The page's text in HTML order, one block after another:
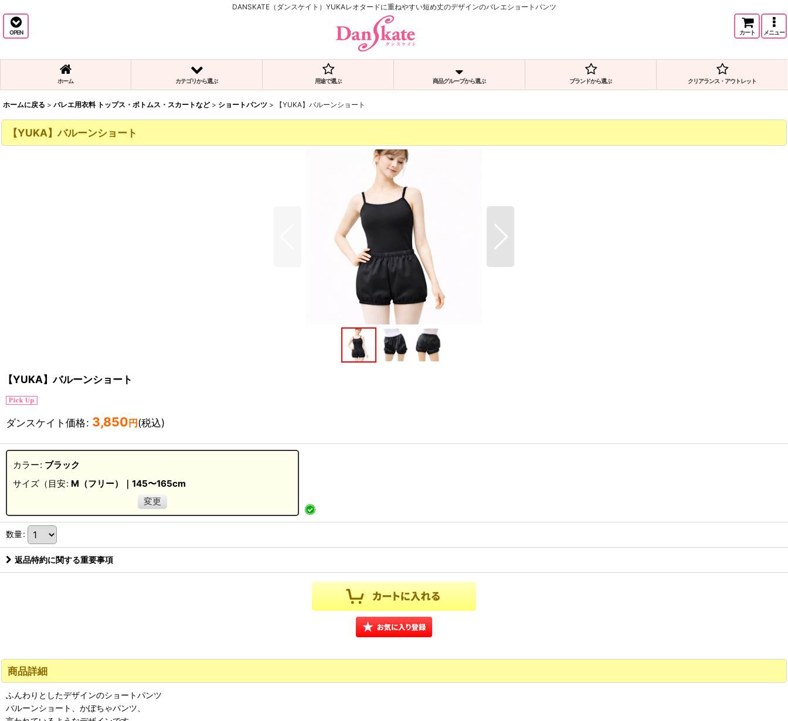
DANSKATE（ダンスケイト）YUKAレオタードに重ねやすい短め丈のデザインのバレエショートパンツ
OPEN カート メニュー
ホーム カテゴリから選ぶ 用途で選ぶ 商品グループから選ぶ ブランドから選ぶ クリアランス・アウトレット
ホームに戻る > バレエ用衣料 トップス・ボトムス・スカートなど > ショートパンツ > 【YUKA】バルーンショート
【YUKA】バルーンショート
【YUKA】バルーンショート
ダンスケイト価格: 3,850 円 (税込)
カラー: ブラック
サイズ（目安: M（フリー）｜145〜165cm
変更
数量:
返品特約に関する重要事項
商品詳細
ふんわりとしたデザインのショートパンツ
バルーンショート、かぼちゃパンツ、